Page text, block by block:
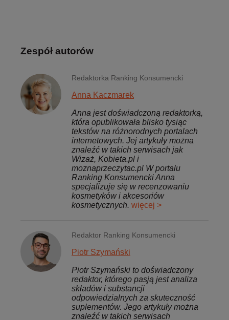
Zespół autorów
Redaktorka Ranking Konsumencki
Anna Kaczmarek
Anna jest doświadczoną redaktorką,
która opublikowała blisko tysiąc
tekstów na różnorodnych portalach
internetowych. Jej artykuły można
znaleźć w takich serwisach jak
Wizaż, Kobieta.pl i
moznaprzeczytac.pl W portalu
Ranking Konsumencki Anna
specjalizuje się w recenzowaniu
kosmetyków i akcesoriów
kosmetycznych. więcej >
Redaktor Ranking Konsumencki
Piotr Szymański
Piotr Szymański to doświadczony
redaktor, którego pasją jest analiza
składów i substancji
odpowiedzialnych za skuteczność
suplementów. Jego artykuły można
znaleźć w takich serwisach